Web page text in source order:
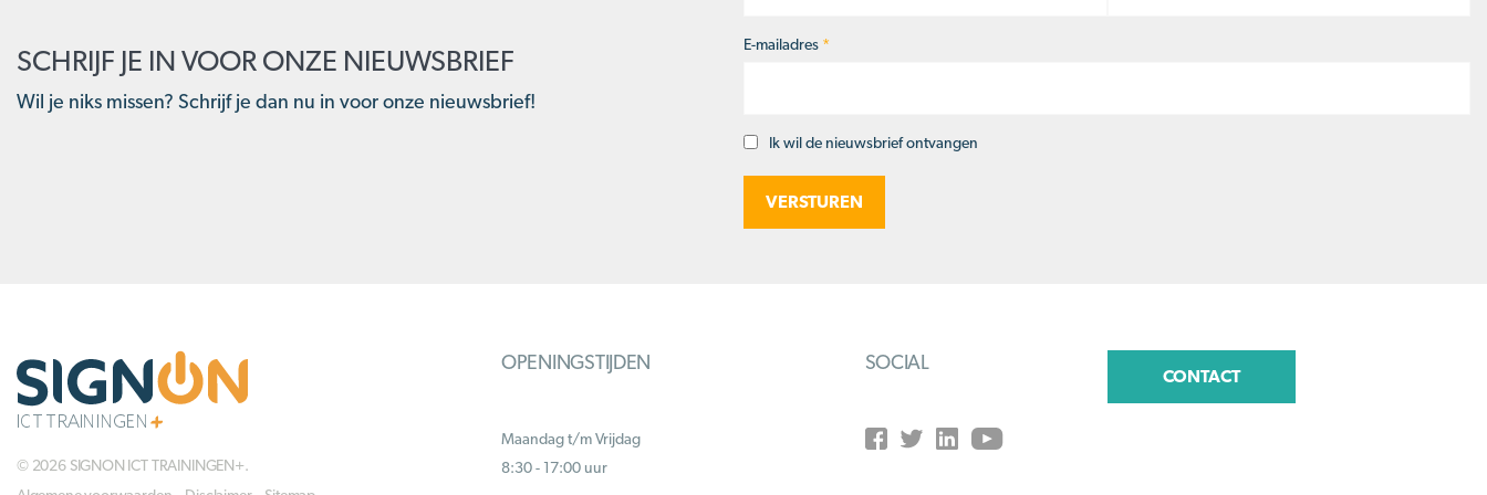
SCHRIJF JE IN VOOR ONZE NIEUWSBRIEF
Wil je niks missen? Schrijf je dan nu in voor onze nieuwsbrief!
E-mailadres *
Opt-Ik wil de nieuwsbrief ontvangen
© 2026 SIGNON ICT TRAININGEN+.
OPENINGSTIJDEN
Maandag t/m Vrijdag
8:30 - 17:00 uur
SOCIAL
CONTACT